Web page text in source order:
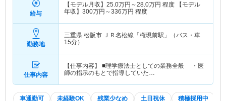
給与
【モデル月収】 25.0万円～28.0万円 程度 【モデル
年収】 300万円～336万円 程度
勤務地
三重県 松阪市 ＪＲ名松線「権現前駅」（バス・車
15分）
仕事内容
【仕事内容】 ■理学療法士としての業務全般 ・医
師の指示のもとで指導していた…
車通勤可 未経験OK 残業少なめ 土日祝休 積極採用中